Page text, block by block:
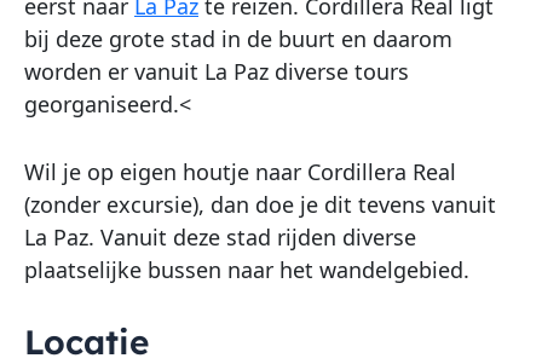
bij deze grote stad in de buurt en daarom
worden er vanuit La Paz diverse tours
georganiseerd.<
Wil je op eigen houtje naar Cordillera Real
(zonder excursie), dan doe je dit tevens vanuit
La Paz. Vanuit deze stad rijden diverse
plaatselijke bussen naar het wandelgebied.
Locatie